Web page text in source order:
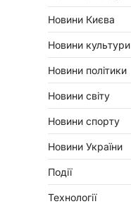
Новини Києва
Новини культури
Новини політики
Новини світу
Новини спорту
Новини України
Події
Технології